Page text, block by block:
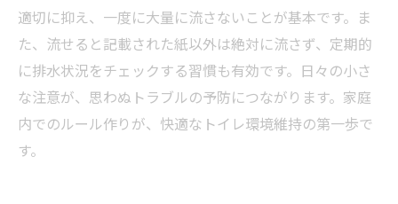
適切に抑え、一度に大量に流さないことが基本です。ま
た、流せると記載された紙以外は絶対に流さず、定期的
に排水状況をチェックする習慣も有効です。日々の小さ
な注意が、思わぬトラブルの予防につながります。家庭
内でのルール作りが、快適なトイレ環境維持の第一歩で
す。